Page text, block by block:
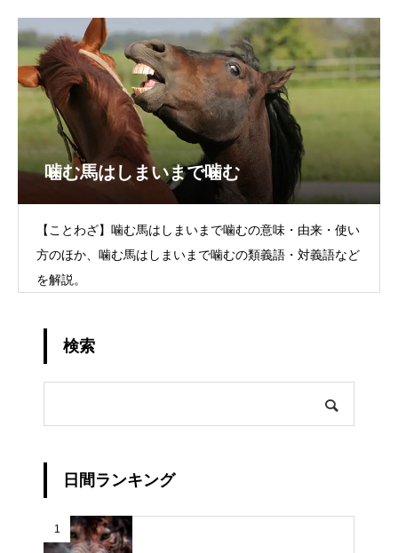
噛む馬はしまいまで噛む
【ことわざ】噛む馬はしまいまで噛むの意味・由来・使い
方のほか、噛む馬はしまいまで噛むの類義語・対義語など
を解説。
検索
日間ランキング
1